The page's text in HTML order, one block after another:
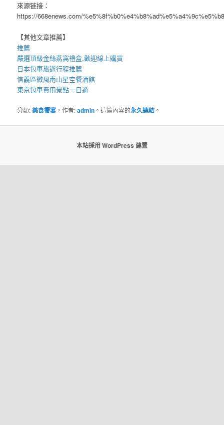
來源链接：
https://668enews.com/
【其他文章推薦】
推薦
嚴選頂級金絲燕窩禮盒,歡迎線上購買
日本包車旅遊行程推薦
信義區微風南山星空餐酒館
東京包車費用景點一日遊
分類:美食饗宴 ，作者:admin 。這篇內容的永久連結 。
本站採用 WordPress 建置